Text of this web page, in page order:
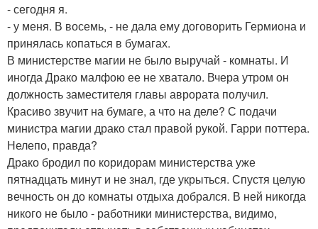
- сегодня я.
- у меня. В восемь, - не дала ему договорить Гермиона и
принялась копаться в бумагах.
В министерстве магии не было выручай - комнаты. И
иногда Драко малфою ее не хватало. Вчера утром он
должность заместителя главы аврората получил.
Красиво звучит на бумаге, а что на деле? С подачи
министра магии драко стал правой рукой. Гарри поттера.
Нелепо, правда?
Драко бродил по коридорам министерства уже
пятнадцать минут и не знал, где укрыться. Спустя целую
вечность он до комнаты отдыха добрался. В ней никогда
никого не было - работники министерства, видимо,